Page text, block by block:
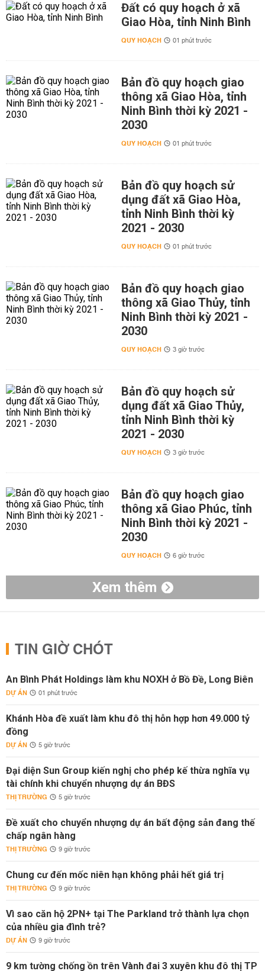
Đất có quy hoạch ở xã
Giao Hòa, tỉnh Ninh Bình
QUY HOẠCH 01 phút trước
Bản đồ quy hoạch giao
thông xã Giao Hòa, tỉnh
Ninh Bình thời kỳ 2021 -
2030
QUY HOẠCH 01 phút trước
Bản đồ quy hoạch sử
dụng đất xã Giao Hòa,
tỉnh Ninh Bình thời kỳ
2021 - 2030
QUY HOẠCH 01 phút trước
Bản đồ quy hoạch giao
thông xã Giao Thủy, tỉnh
Ninh Bình thời kỳ 2021 -
2030
QUY HOẠCH 3 giờ trước
Bản đồ quy hoạch sử
dụng đất xã Giao Thủy,
tỉnh Ninh Bình thời kỳ
2021 - 2030
QUY HOẠCH 3 giờ trước
Bản đồ quy hoạch giao
thông xã Giao Phúc, tỉnh
Ninh Bình thời kỳ 2021 -
2030
QUY HOẠCH 6 giờ trước
Xem thêm
TIN GIỜ CHÓT
An Bình Phát Holdings làm khu NOXH ở Bồ Đề, Long Biên
DỰ ÁN 01 phút trước
Khánh Hòa đề xuất làm khu đô thị hỗn hợp hơn 49.000 tỷ
đồng
DỰ ÁN 5 giờ trước
Đại diện Sun Group kiến nghị cho phép kế thừa nghĩa vụ
tài chính khi chuyển nhượng dự án BĐS
THỊ TRƯỜNG 5 giờ trước
Đề xuất cho chuyển nhượng dự án bất động sản đang thế
chấp ngân hàng
THỊ TRƯỜNG 9 giờ trước
Chung cư đến mốc niên hạn không phải hết giá trị
THỊ TRƯỜNG 9 giờ trước
Vì sao căn hộ 2PN+ tại The Parkland trở thành lựa chọn
của nhiều gia đình trẻ?
DỰ ÁN 9 giờ trước
9 km tường chống ồn trên Vành đai 3 xuyên khu đô thị TP